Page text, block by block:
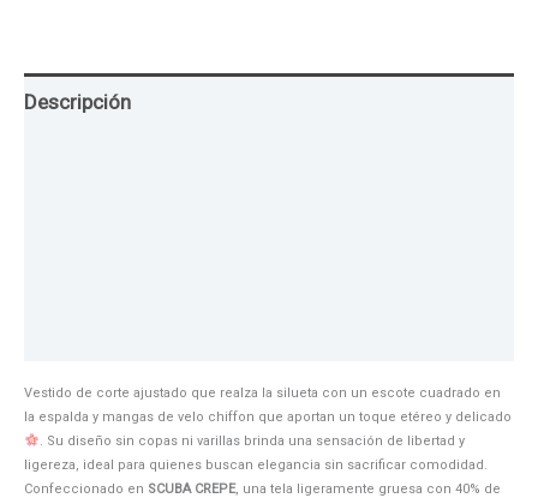
Descripción
Vestido de corte ajustado que realza la silueta con un escote cuadrado en
la espalda y mangas de velo chiffon que aportan un toque etéreo y delicado
. Su diseño sin copas ni varillas brinda una sensación de libertad y
ligereza, ideal para quienes buscan elegancia sin sacrificar comodidad.
Confeccionado en SCUBA CREPE, una tela ligeramente gruesa con 40% de